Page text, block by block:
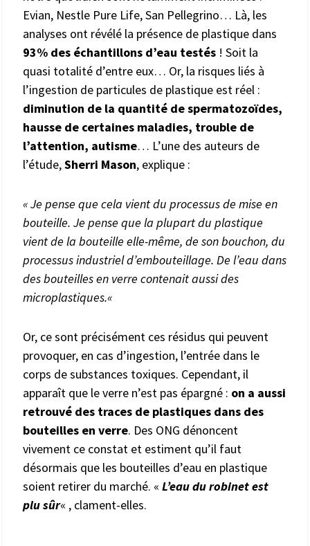
Evian, Nestle Pure Life, San Pellegrino… Là, les
analyses ont révélé la présence de plastique dans
93% des échantillons d’eau testés ! Soit la
quasi totalité d’entre eux… Or, la risques liés à
l’ingestion de particules de plastique est réel :
diminution de la quantité de spermatozoïdes,
hausse de certaines maladies, trouble de
l’attention, autisme… L’une des auteurs de
l’étude,Sherri Mason, explique :
« Je pense que cela vient du processus de mise en
bouteille. Je pense que la plupart du plastique
vient de la bouteille elle-même, de son bouchon, du
processus industriel d’embouteillage. De l’eau dans
des bouteilles en verre contenait aussi des
microplastiques.«
Or, ce sont précisément ces résidus qui peuvent
provoquer, en cas d’ingestion, l’entrée dans le
corps de substances toxiques. Cependant, il
apparaît que le verre n’est pas épargné : on a aussi
retrouvé des traces de plastiques dans des
bouteilles en verre. Des ONG dénoncent
vivement ce constat et estiment qu’il faut
désormais que les bouteilles d’eau en plastique
soient retirer du marché. « L’eau du robinet est
plu sûr« , clament-elles.